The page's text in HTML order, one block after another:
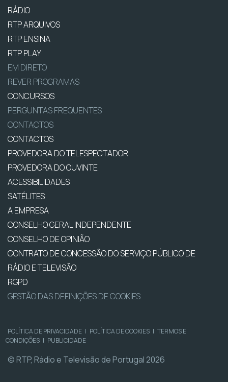
RÁDIO
RTP ARQUIVOS
RTP ENSINA
RTP PLAY
EM DIRETO
REVER PROGRAMAS
CONCURSOS
PERGUNTAS FREQUENTES
CONTACTOS
CONTACTOS
PROVEDORA DO TELESPECTADOR
PROVEDORA DO OUVINTE
ACESSIBILIDADES
SATÉLITES
A EMPRESA
CONSELHO GERAL INDEPENDENTE
CONSELHO DE OPINIÃO
CONTRATO DE CONCESSÃO DO SERVIÇO PÚBLICO DE
RÁDIO E TELEVISÃO
RGPD
GESTÃO DAS DEFINIÇÕES DE COOKIES
POLÍTICA DE PRIVACIDADE | POLÍTICA DE COOKIES | TERMOS E
CONDIÇÕES | PUBLICIDADE
© RTP, Rádio e Televisão de Portugal 2026